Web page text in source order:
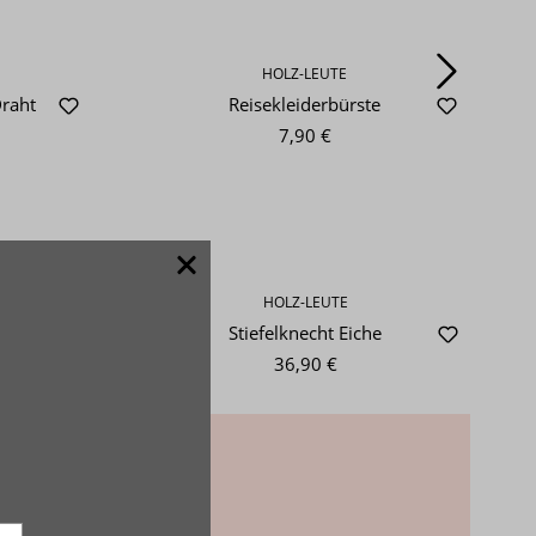
HOLZ-LEUTE
Reisekleiderbürste
7,90 €
HOLZ-LEUTE
Stiefelknecht Eiche
36,90 €